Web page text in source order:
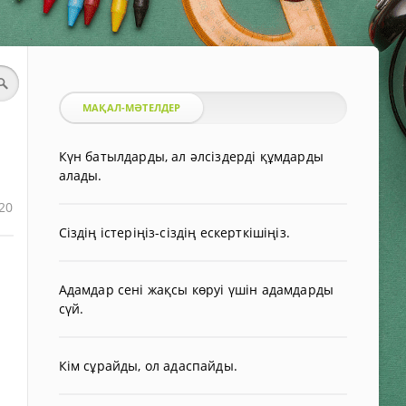
МАҚАЛ-МӘТЕЛДЕР
Күн батылдарды, ал әлсіздерді құмдарды
алады.
Сіздің істеріңіз-сіздің ескерткішіңіз.
Адамдар сені жақсы көруі үшін адамдарды
сүй.
Кім сұрайды, ол адаспайды.